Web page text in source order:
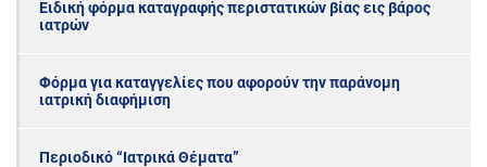
Ειδική φόρμα καταγραφής περιστατικών βίας εις βάρος
ιατρών
Φόρμα για καταγγελίες που αφορούν την παράνομη
ιατρική διαφήμιση
Περιοδικό “Ιατρικά Θέματα”